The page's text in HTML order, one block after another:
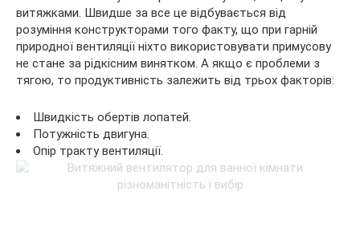
витяжками. Швидше за все це відбувається від
розуміння конструкторами того факту, що при гарній
природної вентиляції ніхто використовувати примусову
не стане за рідкісним винятком. А якщо є проблеми з
тягою, то продуктивність залежить від трьох факторів:
Швидкість обертів лопатей.
Потужність двигуна.
Опір тракту вентиляції.